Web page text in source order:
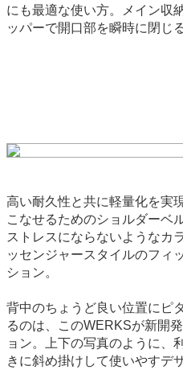
にも最適な使い方。メイン収
ッパーで開口部を瞬時に閉じ
高い耐久性と共に軽量化を実
こなせるためのショルダーベ
ストレスにならないようなカ
ッセンジャースタイルのフィ
ション。
背中のちょうど良い位置にピ
るのは、このWERKSが新開
ョン。上下の写真のように、
きに斜め掛けして使いやすデ